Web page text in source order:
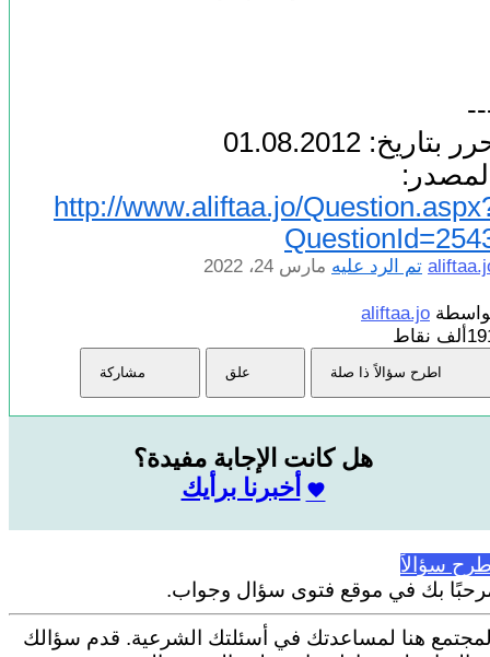
بتاريخ: 01.08.2012
http://www.aliftaa.jo/
تم الرد عليه مارس 24، 2022
aliftaa.jo
نقاط
اطرح سؤالاً ذا صلة علق مشاركة
هل كانت الإجابة مفيدة؟
أخبرنا برأيك
سؤالاً
بك في موقع فتوى سؤال وجواب.
هنا لمساعدتك في أسئلتك الشرعية. قدم سؤالك